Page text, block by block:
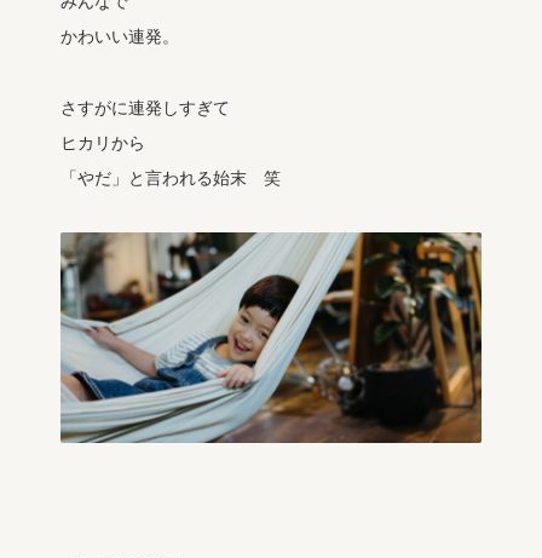
かわいい連発。
さすがに連発しすぎて
ヒカリから
「やだ」と言われる始末 笑